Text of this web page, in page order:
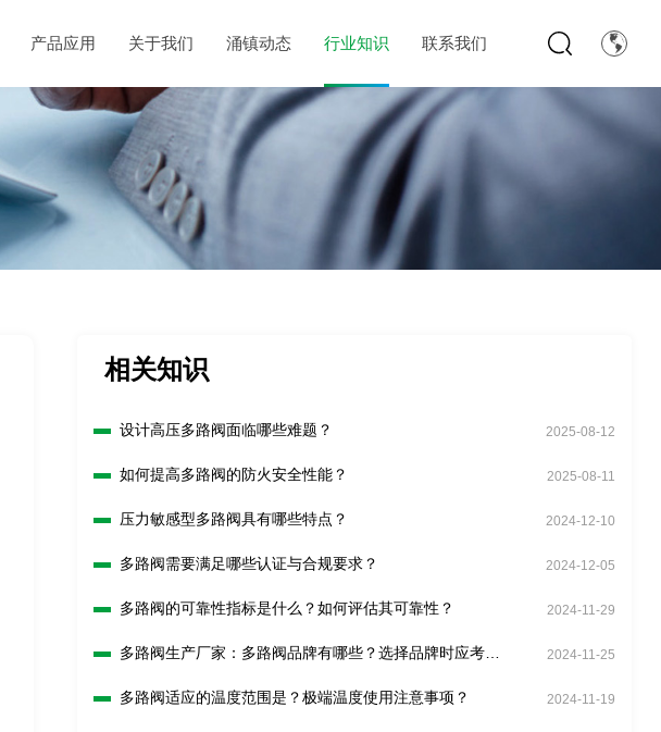
产品应用 关于我们 涌镇动态 行业知识 联系我们
相关知识
设计高压多路阀面临哪些难题？ 2025-08-12
如何提高多路阀的防火安全性能？ 2025-08-11
压力敏感型多路阀具有哪些特点？ 2024-12-10
多路阀需要满足哪些认证与合规要求？ 2024-12-05
多路阀的可靠性指标是什么？如何评估其可靠性？ 2024-11-29
多路阀生产厂家：多路阀品牌有哪些？选择品牌时应考虑
2024-11-25
多路阀适应的温度范围是？极端温度使用注意事项？ 2024-11-19